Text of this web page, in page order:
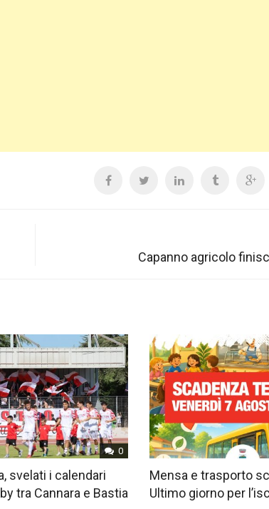
Capanno agricolo
0
svelati i calendari
tra Cannara e Bastia
Mensa e trasporto
Ultimo giorno per